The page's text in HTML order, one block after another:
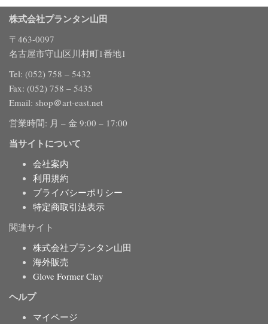
株式会社プランタン山田
〒463-0097
名古屋市守山区川村町1番地1
Tel: (052) 758 – 5432
Fax: (052) 758 – 5435
Email: shop＠art-east.net
営業時間: 月 – 金 9:00 – 17:00
当サイトについて
会社案内
利用規約
プライバシーポリシー
特定商取引法表示
関連サイト
株式会社プランタン山田
海外販売
Glove Former Clay
ヘルプ
マイページ